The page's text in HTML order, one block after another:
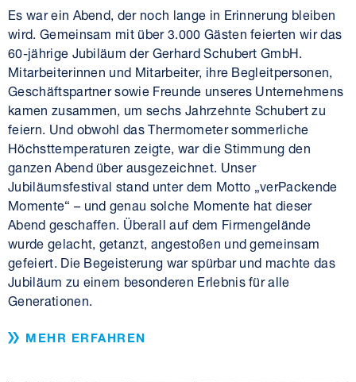
Es war ein Abend, der noch lange in Erinnerung bleiben
wird. Gemeinsam mit über 3.000 Gästen feierten wir das
60-jährige Jubiläum der Gerhard Schubert GmbH.
Mitarbeiterinnen und Mitarbeiter, ihre Begleitpersonen,
Geschäftspartner sowie Freunde unseres Unternehmens
kamen zusammen, um sechs Jahrzehnte Schubert zu
feiern. Und obwohl das Thermometer sommerliche
Höchsttemperaturen zeigte, war die Stimmung den
ganzen Abend über ausgezeichnet. Unser
Jubiläumsfestival stand unter dem Motto „verPackende
Momente“ – und genau solche Momente hat dieser
Abend geschaffen. Überall auf dem Firmengelände
wurde gelacht, getanzt, angestoßen und gemeinsam
gefeiert. Die Begeisterung war spürbar und machte das
Jubiläum zu einem besonderen Erlebnis für alle
Generationen.
MEHR ERFAHREN